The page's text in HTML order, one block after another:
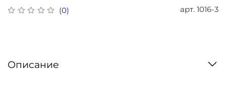
(0) арт. 1016-3
Описание